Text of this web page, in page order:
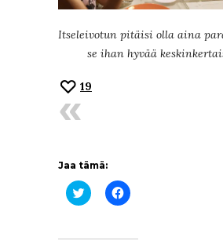
Itseleivotun pitäisi olla aina
se ihan hyvää
19
Jaa tämä:
Jaa
Twitterissä(Avautuu
Jaa
Facebookissa(Avautuu